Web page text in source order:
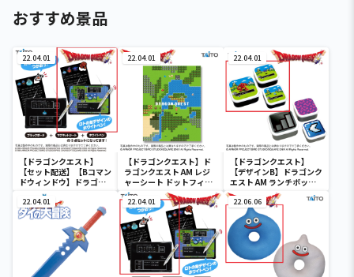
おすすめ景品
22.04.01
【ドラゴンクエスト】
【セット配送】【Bコマン
ドウィンドウ】ドラゴン
クエスト AM コマンドウ
ィンドウ ブラックボード
22.04.01
【ドラゴンクエスト】ド
ラゴンクエスト AM レジ
ャーシート ドットフィー
ルド
22.04.01
【ドラゴンクエスト】
【デザインB】ドラゴンク
エスト AM ランチボック
ス ドットフィールド
22.04.01 22.04.01 22.06.06